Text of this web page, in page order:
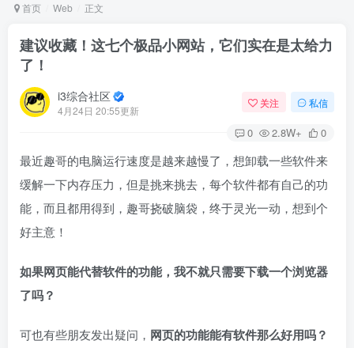
首页 Web 正文
建议收藏！这七个极品小网站，它们实在是太给力
了！
i3综合社区
4月24日 20:55更新
关注 私信
0 2.8W+ 0
最近趣哥的电脑运行速度是越来越慢了，想卸载一些软件来
缓解一下内存压力，但是挑来挑去，每个软件都有自己的功
能，而且都用得到，趣哥挠破脑袋，终于灵光一动，想到个
好主意！
如果网页能代替软件的功能，我不就只需要下载一个浏览器
了吗？
可也有些朋友发出疑问， 网页的功能能有软件那么好用吗？